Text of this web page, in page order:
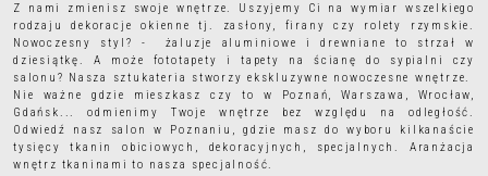
Z nami zmienisz swoje wnętrze. Uszyjemy Ci na wymiar wszelkiego
rodzajudekoracje okienne tj. zasłony, firany czy rolety rzymskie.
Nowoczesny styl? - żaluzje aluminiowe i drewniane to strzał w
dziesiątkę. A może fototapety i tapety
na ścianę do sypialni czy
salonu? Nasza sztukateria stworzy ekskluzywne nowoczesne wnętrze.
Nie ważne gdzie mieszkasz czy to w Poznań, Warszawa, Wrocław,
Gdańsk... odmienimy Twoje wnętrze bez względu na odległość.
Odwiedź nasz salon w Poznaniu, gdzie masz do wyboru kilkanaście
tysięcytkanin obiciowych , dekoracyjnych, specjalnych. Aranżacja
wnętrz tkaninami to nasza specjalność.